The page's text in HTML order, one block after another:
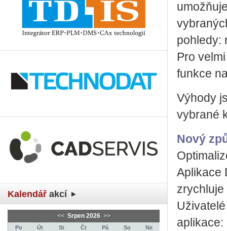
Kalendář akcí
<< Srpen 2026 >>
Po Út St Čt Pá So
Ne
pohledy:
Pro
funkce
Výhody
vybrané
Nový
Aplikace